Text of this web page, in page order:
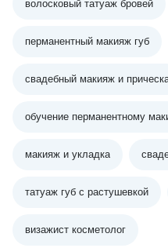
волосковый татуаж бровей
перманентный макияж губ
свадебный макияж и
обучение перманентному
макияж и укладка
татуаж губ с растушевкой
визажист косметолог